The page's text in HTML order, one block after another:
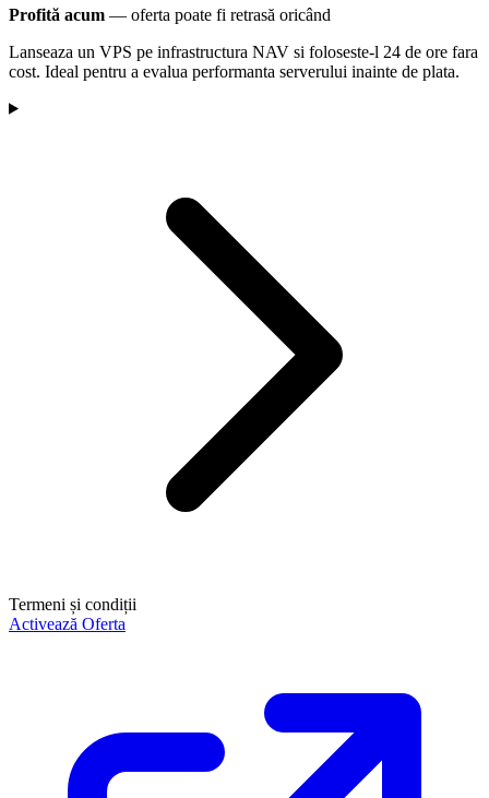
Profită acum — oferta poate fi retrasă oricând
Lanseaza un VPS pe infrastructura NAV si foloseste-l 24 de ore fara
cost. Ideal pentru a evalua performanta serverului inainte de plata.
Termeni și condiții
Activează Oferta